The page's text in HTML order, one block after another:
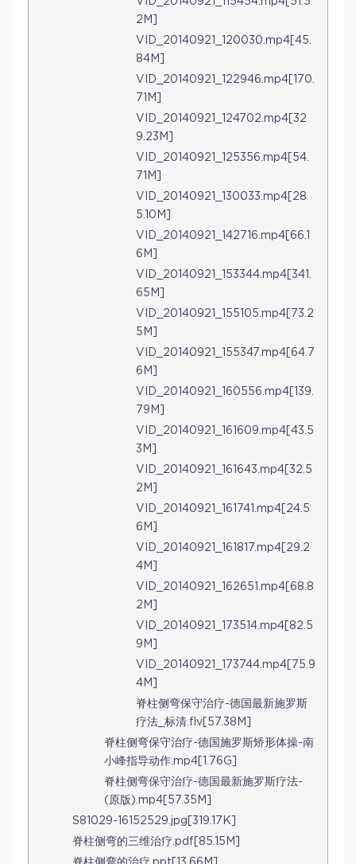
2M]
VID_20140921_120030.mp4[45.
84M]
VID_20140921_122946.mp4[170.
71M]
VID_20140921_124702.mp4[32
9.23M]
VID_20140921_125356.mp4[54.
71M]
VID_20140921_130033.mp4[28
5.10M]
VID_20140921_142716.mp4[66.1
6M]
VID_20140921_153344.mp4[341.
65M]
VID_20140921_155105.mp4[73.2
5M]
VID_20140921_155347.mp4[64.7
6M]
VID_20140921_160556.mp4[139.
79M]
VID_20140921_161609.mp4[43.5
3M]
VID_20140921_161643.mp4[32.5
2M]
VID_20140921_161741.mp4[24.5
6M]
VID_20140921_161817.mp4[29.2
4M]
VID_20140921_162651.mp4[68.8
2M]
VID_20140921_173514.mp4[82.5
9M]
VID_20140921_173744.mp4[75.9
4M]
脊柱侧弯保守治疗-德国最新施罗斯
疗法_标清.flv[57.38M]
脊柱侧弯保守治疗-德国施罗斯矫形体操-南
小峰指导动作.mp4[1.76G]
脊柱侧弯保守治疗-德国最新施罗斯疗法-
(原版).mp4[57.35M]
S81029-16152529.jpg[319.17K]
脊柱侧弯的三维治疗.pdf[85.15M]